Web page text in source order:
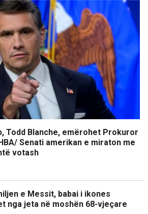
Todd Blanche, emërohet Prokuror
Senati amerikan e miraton me
votash
e Messit, babai i ikones
nga jeta në moshën 68-vjeçare